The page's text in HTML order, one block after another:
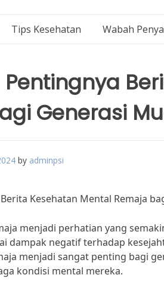
Tips Kesehatan Wabah
Generasi
by adminpsi
Kesehatan Mental Remaja
menjadi perhatian yang
dampak negatif terhadap
menjadi sangat penting bagi
kondisi mental mereka.